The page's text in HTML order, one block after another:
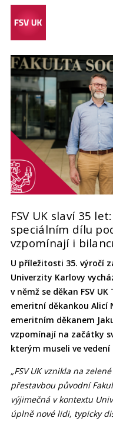
FSV UK slaví 35
speciálním dílu
vzpomínají i
U příležitosti 35. výročí
Univerzity Karlovy
v němž se děkan FSV
emeritní děkankou Alicí
emeritním děkanem
vzpomínají na začátky
kterým museli ve
„FSV UK vznikla na
přestavbou původní
výjimečná v kontextu
úplně nové lidi, typicky